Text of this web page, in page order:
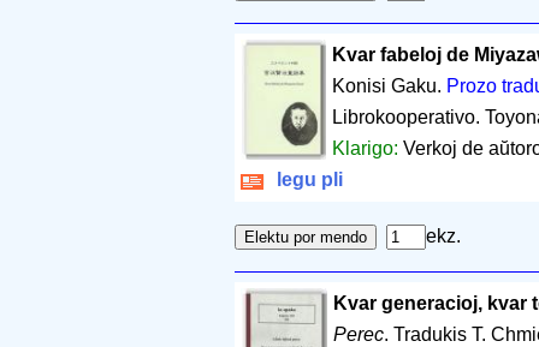
Kvar fabeloj de
Konisi Gaku. Prozo
Librokooperativo.
Klarigo: Verkoj de
legu pli
ekz.
Kvar generacioj, kvar
Perec. Tradukis T.